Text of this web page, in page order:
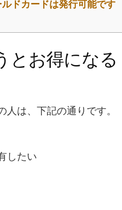
ドカードは発行可能です
とお得になる
は、下記の通りです。
したい